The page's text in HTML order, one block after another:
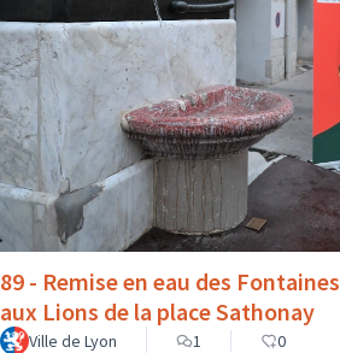
89 - Remise en eau des Fontaines
aux Lions de la place Sathonay
Ville de Lyon 1 0